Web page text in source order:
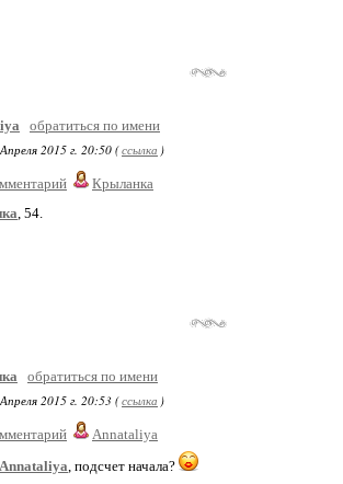
обратиться по имени
2015 г. 20:50 (ссылка )
Крыланка
, 54.
обратиться по имени
2015 г. 20:53 (ссылка )
Annataliya
Annataliya, подсчет начала?